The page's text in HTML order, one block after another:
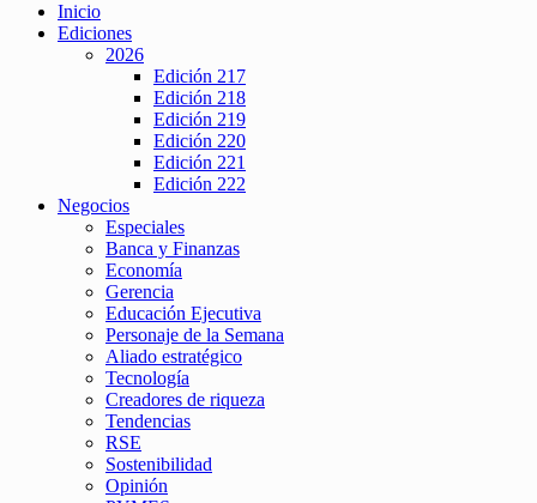
Inicio
Ediciones
2026
Edición 217
Edición 218
Edición 219
Edición 220
Edición 221
Edición 222
Negocios
Especiales
Banca y Finanzas
Economía
Gerencia
Educación Ejecutiva
Personaje de la Semana
Aliado estratégico
Tecnología
Creadores de riqueza
Tendencias
RSE
Sostenibilidad
Opinión